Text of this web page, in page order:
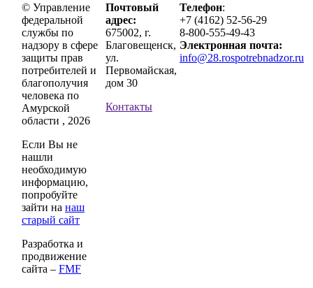
© Управление
федеральной
службы по
надзору в сфере
защиты прав
потребителей и
благополучия
человека по
Амурской
области , 2026
Если Вы не
нашли
необходимую
информацию,
попробуйте
зайти на наш
старый сайт
Разработка и
продвижение
сайта – FMF
Почтовый
адрес:
675002, г.
Благовещенск,
ул.
Первомайская,
дом 30
Контакты
Телефон:
+7 (4162) 52-56-29
8-800-555-49-43
Электронная почта:
info@28.rospotrebnadzor.ru